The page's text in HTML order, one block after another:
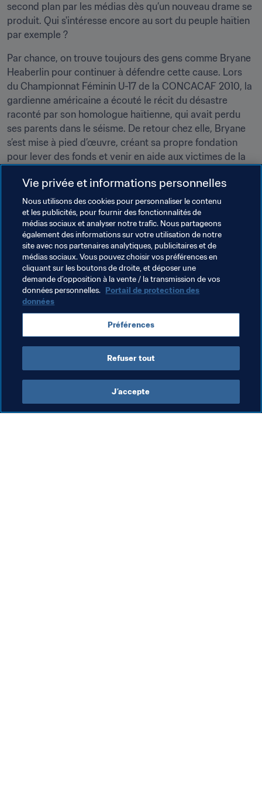
second plan par les médias dès qu’un nouveau drame se
produit. Qui s'intéresse encore au sort du peuple haïtien
par exemple ?
Par chance, on trouve toujours des gens comme Bryane
Heaberlin pour continuer à défendre cette cause. Lors
du Championnat Féminin U-17 de la CONCACAF 2010, la
gardienne américaine a écouté le récit du désastre
raconté par son homologue haïtienne, qui avait perdu
ses parents dans le séisme. De retour chez elle, Bryane
s’est mise à pied d’œuvre, créant sa propre fondation
pour lever des fonds et venir en aide aux victimes de la
afin d’organiser un camp de base aux Etats-Unis pour la
sélection féminine U-20 d’Haïti.
Aujourd’hui, elle est devenue championne du monde U-
20 en 2012 au Japon, et elle continue de se démener
pour son organisation, Many Hearts, One Goal, qui
bénéficie du soutien de grandes figures du football
féminin. Un exemple qui démontre une fois de plus la
capacité du football à établir des passerelles et à
rassembler les forces vives.
Vie privée et informations personnelles
Nous utilisons des cookies pour personnaliser le contenu
et les publicités, pour fournir des fonctionnalités de
médias sociaux et analyser notre trafic. Nous partageons
également des informations sur votre utilisation de notre
site avec nos partenaires analytiques, publicitaires et de
médias sociaux. Vous pouvez choisir vos préférences en
cliquant sur les boutons de droite, et déposer une
demande d’opposition à la vente / la transmission de vos
données personnelles. Portail de protection des
données
Préférences
Refuser tout
J’accepte